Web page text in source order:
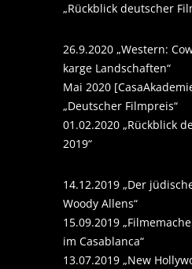
„Rückblick deutscher
26.9.2020 „Western:
karge Landschaften“
Mai 2020
„Deutscher Filmpreis“
01.02.2020 „Rückblick
2019“
14.12.2019 „Der
Woody Allens“
15.09.2019
im Casablanca“
13.07.2019 „New